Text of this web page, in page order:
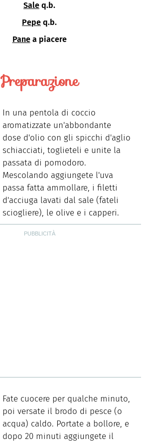
Sale q.b.
Pepe q.b.
Pane a piacere
Preparazione
In una pentola di coccio
aromatizzate un'abbondante
dose d'olio con gli spicchi d'aglio
schiacciati, toglieteli e unite la
passata di pomodoro.
Mescolando aggiungete l'uva
passa fatta ammollare, i filetti
d'acciuga lavati dal sale (fateli
sciogliere), le olive e i capperi.
Fate cuocere per qualche minuto,
poi versate il brodo di pesce (o
acqua) caldo. Portate a bollore, e
dopo 20 minuti aggiungete il